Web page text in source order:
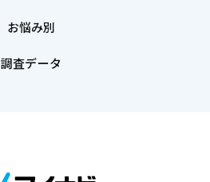
お悩み別
調査データ